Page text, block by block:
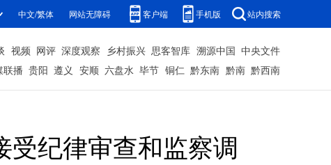
中文/繁体 网站无障碍 客户端 手机版 站内搜索
视频 网评 深度观察 乡村振兴 思客智库 溯源中国 中央文件
联播 贵阳 遵义 安顺 六盘水 毕节 铜仁 黔东南 黔南 黔西南
纪律审查和监察调